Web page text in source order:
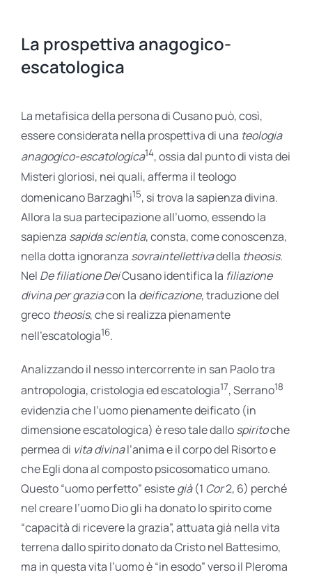
La prospettiva anagogico-
escatologica
La metafisica della persona di Cusano può, così,
essere considerata nella prospettiva di una teologia
anagogico-escatologica14, ossia dal punto di vista dei
Misteri gloriosi, nei quali, afferma il teologo
domenicano Barzaghi15, si trova la sapienza divina.
Allora la sua partecipazione all’uomo, essendo la
sapienza sapida scientia, consta, come conoscenza,
nella dotta ignoranza sovraintellettivadella theosis.
Nel De filiatione DeiCusano identifica la filiazione
divina per graziacon la deificazione, traduzione del
greco theosis, che si realizza pienamente
nell’escatologia16.
Analizzando il nesso intercorrente in san Paolo tra
antropologia, cristologia ed escatologia17, Serrano18
evidenzia che l’uomo pienamente deificato (in
dimensione escatologica) è reso tale dallospiritoche
permea di vita divinal’anima e il corpo del Risorto e
che Egli dona al composto psicosomatico umano.
Questo “uomo perfetto” esistegià(1 Cor2, 6) perché
nel creare l’uomo Dio gli ha donato lo spirito come
“capacità di ricevere la grazia”, attuata già nella vita
terrena dallo spirito donato da Cristo nel Battesimo,
ma in questa vita l’uomo è “in esodo” verso il Pleroma